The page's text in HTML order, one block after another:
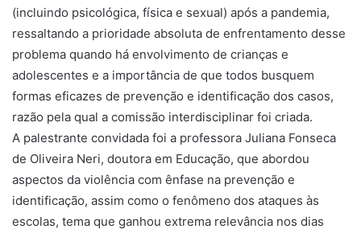
(incluindo psicológica, física e sexual) após a pandemia,
ressaltando a prioridade absoluta de enfrentamento desse
problema quando há envolvimento de crianças e
adolescentes e a importância de que todos busquem
formas eficazes de prevenção e identificação dos casos,
razão pela qual a comissão interdisciplinar foi criada.
A palestrante convidada foi a professora Juliana Fonseca
de Oliveira Neri, doutora em Educação, que abordou
aspectos da violência com ênfase na prevenção e
identificação, assim como o fenômeno dos ataques às
escolas, tema que ganhou extrema relevância nos dias